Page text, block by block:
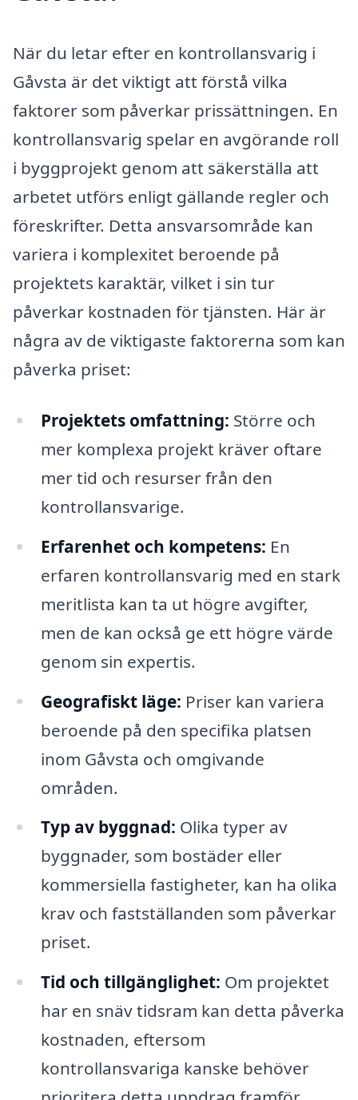
När du letar efter en kontrollansvarig i
Gåvsta är det viktigt att förstå vilka
faktorer som påverkar prissättningen. En
kontrollansvarig spelar en avgörande roll
i byggprojekt genom att säkerställa att
arbetet utförs enligt gällande regler och
föreskrifter. Detta ansvarsområde kan
variera i komplexitet beroende på
projektets karaktär, vilket i sin tur
påverkar kostnaden för tjänsten. Här är
några av de viktigaste faktorerna som kan
påverka priset:
Projektets omfattning: Större och
mer komplexa projekt kräver oftare
mer tid och resurser från den
kontrollansvarige.
Erfarenhet och kompetens: En
erfaren kontrollansvarig med en stark
meritlista kan ta ut högre avgifter,
men de kan också ge ett högre värde
genom sin expertis.
Geografiskt läge: Priser kan variera
beroende på den specifika platsen
inom Gåvsta och omgivande
områden.
Typ av byggnad: Olika typer av
byggnader, som bostäder eller
kommersiella fastigheter, kan ha olika
krav och fastställanden som påverkar
priset.
Tid och tillgänglighet: Om projektet
har en snäv tidsram kan detta påverka
kostnaden, eftersom
kontrollansvariga kanske behöver